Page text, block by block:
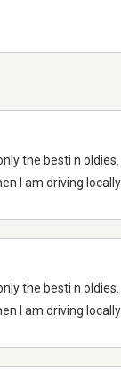
the besti n
I am driving
the besti n
I am driving